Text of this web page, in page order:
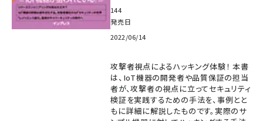
144
発売日
2022/06/14
攻撃者視点によるハッキング体験！ 本書
は、IoT機器の開発者や品質保証の担当
者が、攻撃者の視点に立ってセキュリティ
検証を実践するための手法を、事例とと
もに詳細に解説したものです。実際のサ